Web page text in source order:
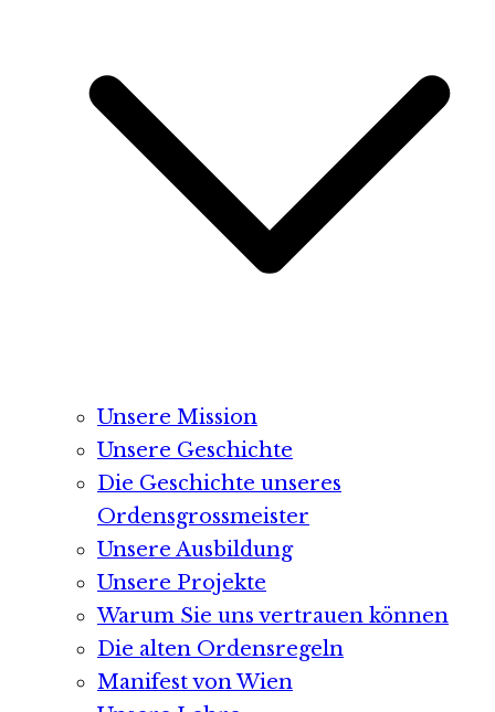
Unsere Mission
Unsere Geschichte
Die Geschichte unseres
Ordensgrossmeister
Unsere Ausbildung
Unsere Projekte
Warum Sie uns vertrauen können
Die alten Ordensregeln
Manifest von Wien